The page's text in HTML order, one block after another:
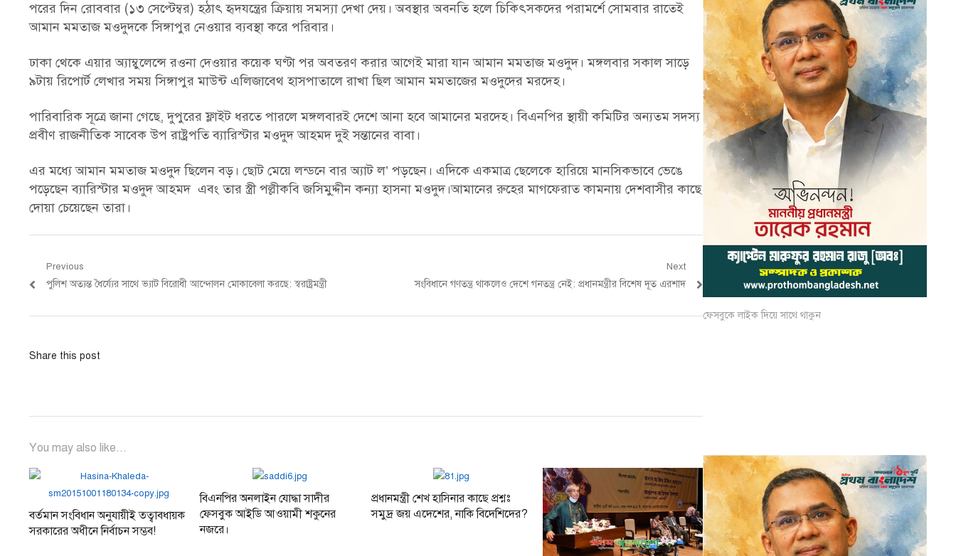
পরের দিন রোববার (১৩ সেপ্টেম্বর) হঠাৎ হৃদযন্ত্রের ক্রিয়ায় সমস্যা দেখা দেয়। অবস্থার অবনতি হলে চিকিৎসকদের পরামর্শে সোমবার রাতেই
আমান মমতাজ মওদুদকে সিঙ্গাপুর নেওয়ার ব্যবস্থা করে পরিবার।
ঢাকা থেকে এয়ার অ্যাম্বুলেন্সে রওনা দেওয়ার কয়েক ঘণ্টা পর অবতরণ করার আগেই মারা যান আমান মমতাজ মওদুদ। মঙ্গলবার সকাল সাড়ে
৯টায় রিপোর্ট লেখার সময় সিঙ্গাপুর মাউন্ট এলিজাবেথ হাসপাতালে রাখা ছিল আমান মমতাজের মওদুদের মরদেহ।
পারিবারিক সূত্রে জানা গেছে, দুপুরের ফ্লাইট ধরতে পারলে মঙ্গলবারই দেশে আনা হবে আমানের মরদেহ। বিএনপির স্থায়ী কমিটির অন্যতম সদস্য
প্রবীণ রাজনীতিক সাবেক উপ রাষ্ট্রপতি ব্যারিস্টার মওদুদ আহমদ দুই সন্তানের বাবা।
এর মধ্যে আমান মমতাজ মওদুদ ছিলেন বড়। ছোট মেয়ে লন্ডনে বার অ্যাট ল’ পড়ছেন। এদিকে একমাত্র ছেলেকে হারিয়ে মানসিকভাবে ভেঙে
পড়েছেন ব্যারিস্টার মওদুদ আহমদ এবং তার স্ত্রী পল্লীকবি জসিমু্দ্দীন কন্যা হাসনা মওদুদ।আমানের রুহের মাগফেরাত কামনায় দেশবাসীর কাছে
দোয়া চেয়েছেন তারা।
Post
navigation
Previous
Previous
পুলিশ অত্যন্ত ধৈর্য্যের সাথে ভ্যাট বিরোধী আন্দোলন মোকাবেলা করছে: স্বরাষ্ট্রমন্ত্রী
Next
Next
সংবিধানে গণতন্ত্র থাকলেও দেশে গনতন্ত্র নেই: প্রধানমন্ত্রীর বিশেষ দূত এরশাদ
Share this post
You may also like...
বর্তমান সংবিধান অনুযায়ীই তত্বাবধায়ক
সরকারের অধীনে নির্বাচন সম্ভব!
বিএনপির অনলাইন যোদ্ধা সাদীর
ফেসবুক আইডি আওয়ামী শকুনের
নজরে।
প্রধানমন্ত্রী শেখ হাসিনার কাছে প্রশ্নঃ
সমুদ্র জয় এদেশের, নাকি বিদেশিদের?
ফেসবুকে লাইক দিয়ে সাথে থাকুন